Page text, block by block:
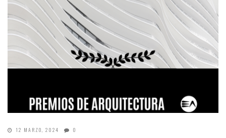
12 MARZO, 2024 0